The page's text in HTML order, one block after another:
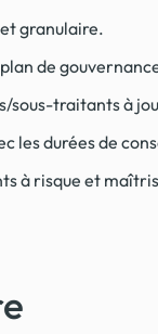
granulaire.
de
sous-traitants à
les durées de
à risque et